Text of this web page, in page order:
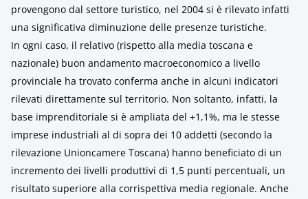
provengono dal settore turistico, nel 2004 si è rilevato infatti
una significativa diminuzione delle presenze turistiche.
In ogni caso, il relativo (rispetto alla media toscana e
nazionale) buon andamento macroeconomico a livello
provinciale ha trovato conferma anche in alcuni indicatori
rilevati direttamente sul territorio. Non soltanto, infatti, la
base imprenditoriale si è ampliata del +1,1%, ma le stesse
imprese industriali al di sopra dei 10 addetti (secondo la
rilevazione Unioncamere Toscana) hanno beneficiato di un
incremento dei livelli produttivi di 1,5 punti percentuali, un
risultato superiore alla corrispettiva media regionale. Anche